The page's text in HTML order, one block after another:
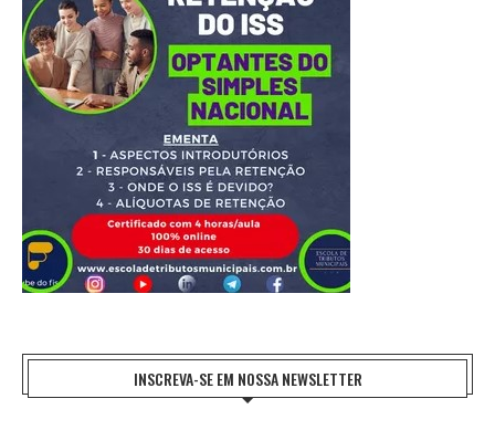
INSCREVA-SE EM NOSSA NEWSLETTER